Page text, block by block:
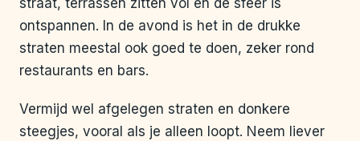
straat, terrassen zitten vol en de sfeer is
ontspannen. In de avond is het in de drukke
straten meestal ook goed te doen, zeker rond
restaurants en bars.
Vermijd wel afgelegen straten en donkere
steegjes, vooral als je alleen loopt. Neem liever